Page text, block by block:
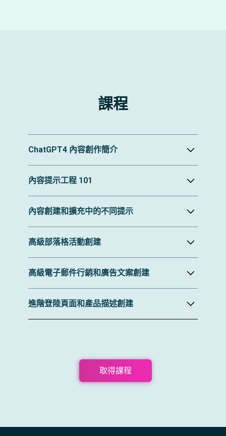
課程
ChatGPT4 內容創作簡介
探索ChatGPT4的功能及其在內容創作中的應用
內容提示工程 101
生成
優化提示以提高內容品質和相關性的技術
內容創建和擴充中的不同提示
利用擴充功能和插件來增強內容生成能力
例
高級部落格活動創建
動
利用人工智慧創建引人入勝且可共享的部落格內
容的策略
高級電子郵件行銷和廣告文案創建
使用人工智慧洞察製作有說服力的廣告文案以推
A/B 測試和優化 AI 產生的電子郵件和廣告活動內
進階登陸頁面和產品描述創建
優化產品描述以提高轉換率的策略
取得課程